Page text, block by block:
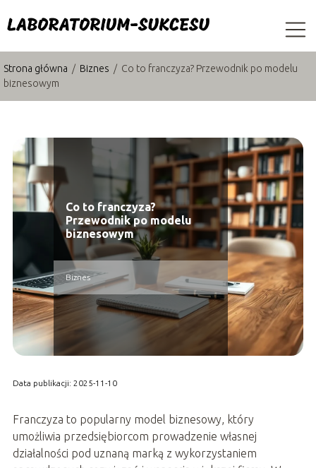
Strona główna / Biznes / Co to franczyza? Przewodnik po modelu
biznesowym
Co to franczyza?
Przewodnik po modelu
biznesowym
Biznes
Data publikacji: 2025-11-10
Franczyza to popularny model biznesowy, który
umożliwia przedsiębiorcom prowadzenie własnej
działalności pod uznaną marką z wykorzystaniem